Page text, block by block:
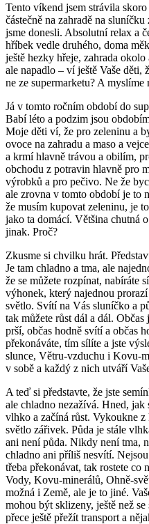
Tento víkend jsem strávila
částečně na zahradě na
jsme donesli. Absolutní relax a
hříbek vedle druhého, doma
ještě hezky hřeje, zahrada
ale napadlo – ví ještě Vaše
ne ze supermarketu? A myslíme
Já v tomto ročním období do
Babí léto a podzim jsou
Moje děti ví, že pro zeleninu a
ovoce na zahradu a maso a
a krmí hlavně trávou a obilím,
obchodu z potravin hlavně pro
výrobků a pro pečivo. Ne že
ale zrovna v tomto období je to
že musím kupovat zeleninu, je
jako ta domácí. Většina chutná
jinak. Proč?
Zkusme si chvilku hrát.
Je tam chladno a tma, ale
že se můžete rozpínat, nabíráte
výhonek, který najednou
světlo. Svítí na Vás sluníčko a
tak můžete růst dál a dál.
prší, občas hodně svítí a občas
překonáváte, tím sílíte a jste
slunce, Větru-vzduchu i Kovu-
v sobě a každý z nich utváří
A teď si představte, že jste
ale chladno nezažívá. Hned, jak
vlhko a začíná růst. Vykoukne
světlo zářivek. Půda je stále
ani není půda. Nikdy není tma,
chladno ani příliš nesvítí.
třeba překonávat, tak rostete co
Vody, Kovu-minerálů, Ohně-
možná i Země, ale je to jiné.
mohou být sklizeny, ještě než
přece ještě přežít transport a